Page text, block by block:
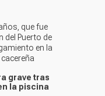
que fue
del Puerto de
en la
grave tras
la piscina